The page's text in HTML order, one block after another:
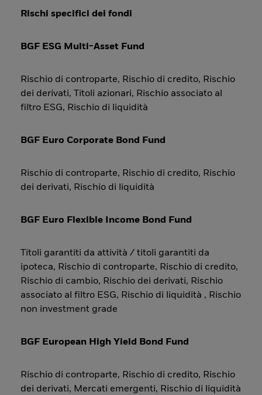
Rischi specifici dei fondi
BGF ESG Multi-Asset Fund
Rischio di controparte, Rischio di credito, Rischio
dei derivati, Titoli azionari, Rischio associato al
filtro ESG, Rischio di liquidità
BGF Euro Corporate Bond Fund
Rischio di controparte, Rischio di credito, Rischio
dei derivati, Rischio di liquidità
BGF Euro Flexible Income Bond Fund
Titoli garantiti da attività / titoli garantiti da
ipoteca, Rischio di controparte, Rischio di credito,
Rischio di cambio, Rischio dei derivati, Rischio
associato al filtro ESG, Rischio di liquidità , Rischio
non investment grade
BGF European High Yield Bond Fund
Rischio di controparte, Rischio di credito, Rischio
dei derivati, Mercati emergenti, Rischio di liquidità